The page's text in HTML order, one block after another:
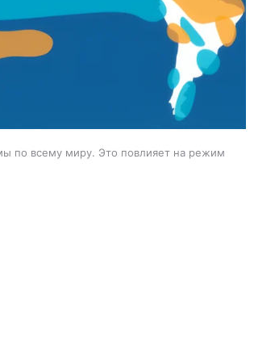
по всему миру. Это повлияет на режим